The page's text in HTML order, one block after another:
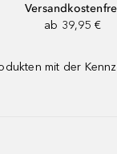
ab 39,95 €
mit der